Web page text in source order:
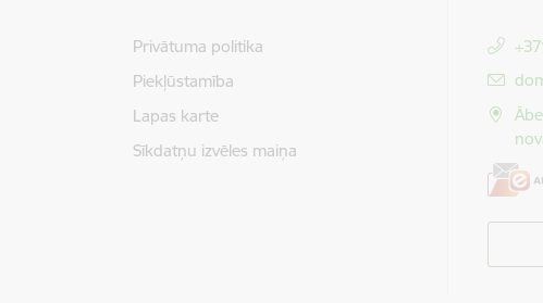
Privātuma politika
Piekļūstamība
Lapas karte
Sīkdatņu izvēles maiņa
E-